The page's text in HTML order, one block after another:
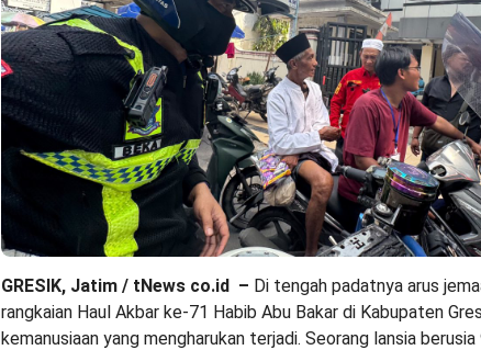
GRESIK, Jatim / tNews co.id – Di tengah padatnya arus
rangkaian Haul Akbar ke-71 Habib Abu Bakar di Kabupaten
kemanusiaan yang mengharukan terjadi. Seorang lansia